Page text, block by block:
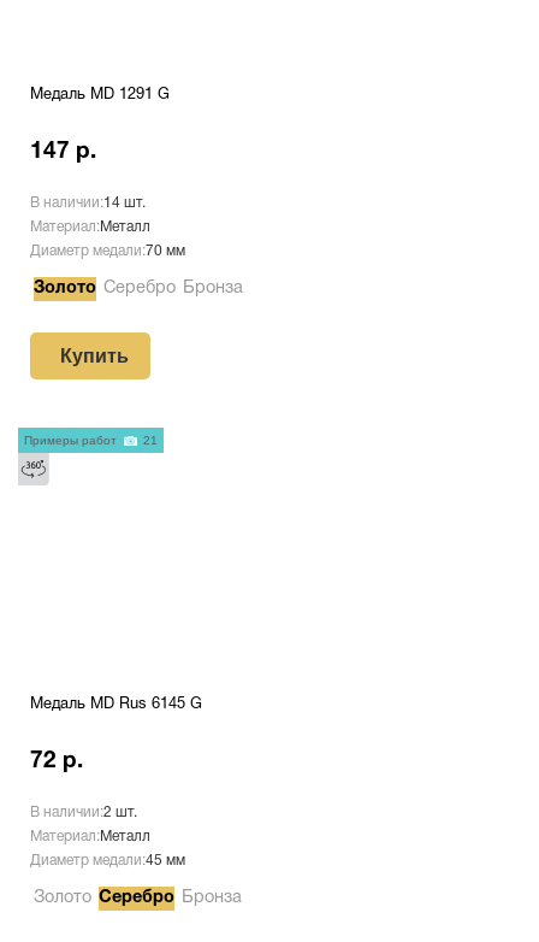
Медаль MD 1291 G
147 р.
В наличии:14 шт.
Материал:Металл
Диаметр медали:70 мм
Золото Серебро Бронза
Купить
Медаль MD Rus 6145 G
72 р.
В наличии:2 шт.
Материал:Металл
Диаметр медали:45 мм
Золото Серебро Бронза
Примеры работ 21